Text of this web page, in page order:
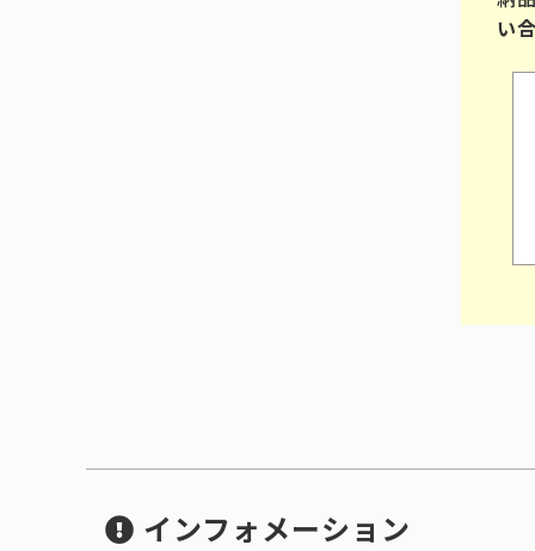
い
インフォメーション